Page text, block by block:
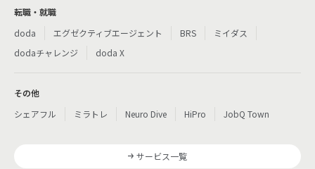
転職・就職
doda
エグゼクティブエージェント BRS
ミイダス
dodaチャレンジ
doda X
その他
シェアフル
ミラトレ Neuro Dive HiPro JobQ Town
サービス一覧